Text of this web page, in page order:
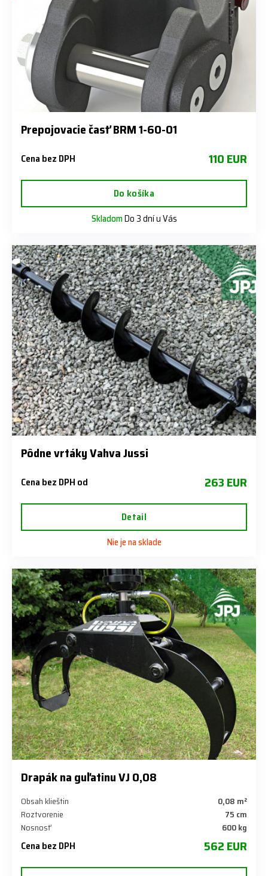
Prepojovacie časť BRM 1-60-01
Cena bez DPH 110 EUR
Do košíka
SkladomDo 3 dní u Vás
Pôdne vrtáky Vahva Jussi
Cena bez DPH od 263 EUR
Detail
Nie je na sklade
Drapák na guľatinu VJ 0,08
Obsah klieštin
0,08 m²
Roztvorenie
75 cm
Nosnosť
600 kg
Cena bez DPH 562 EUR